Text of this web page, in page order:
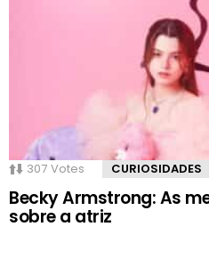
307 Votes CURIOSIDADES
Becky Armstrong: As
sobre a atriz